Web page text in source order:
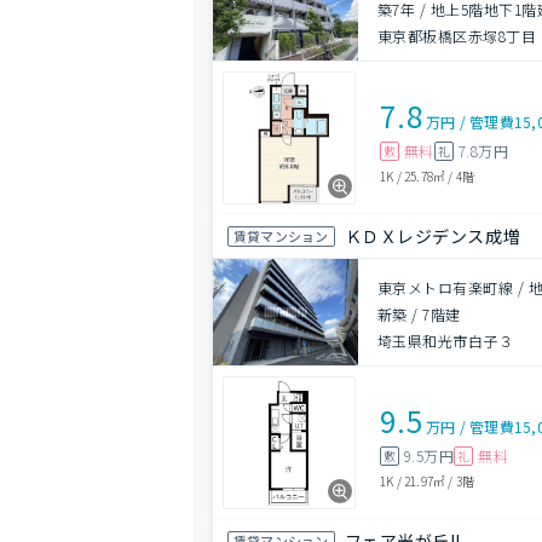
築7年 / 地上5階地下1階
東京都板橋区赤塚8丁目
7.8万円 /管理費
敷 無料 礼 7.8万円
1K / 25.78㎡ / 4階
賃貸マンション ＫＤＸレジデンス成増
東京メトロ有楽町線 /
新築 /7階建
埼玉県和光市白子３
9.5 万円 /管理費
敷 9.5万円 礼 無料
1K / 21.97㎡ / 3階